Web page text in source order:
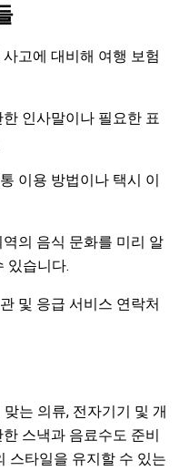
고에 대비해 여행 보험
인사말이나 필요한 표
이용 방법이나 택시 이
의 음식 문화를 미리 알
있습니다.
및 응급 서비스 연락처
는 의류, 전자기기 및 개
스낵과 음료수도 준비
스타일을 유지할 수 있는